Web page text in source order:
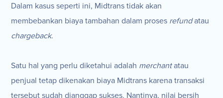
Dalam kasus seperti ini, Midtrans tidak akan
membebankan biaya tambahan dalam proses refundatau
chargeback.
Satu hal yang perlu diketahui adalah merchantatau
penjual tetap dikenakan biaya Midtrans karena transaksi
tersebut sudah dianggap sukses. Nantinya, nilai bersih